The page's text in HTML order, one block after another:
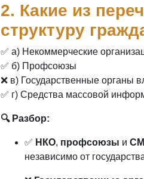
2. Какие из
структуру
✅ а) Некоммерческие
✅ б) Профсоюзы
❌ в) Государственные органы
✅ г) Средства массовой
🔍 Разбор:
✅ НКО, профсоюзы и
независимо от